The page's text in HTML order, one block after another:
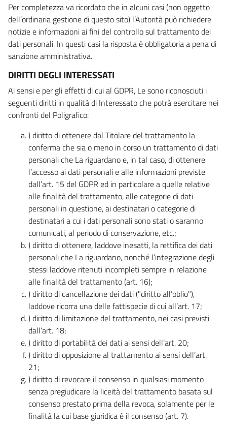
Per completezza va ricordato che in alcuni casi (non oggetto
dell’ordinaria gestione di questo sito) l’Autorità può richiedere
notizie e informazioni ai fini del controllo sul trattamento dei
dati personali. In questi casi la risposta è obbligatoria a pena di
sanzione amministrativa.
DIRITTI DEGLI INTERESSATI
Ai sensi e per gli effetti di cui al GDPR, Le sono riconosciuti i
seguenti diritti in qualità di Interessato che potrà esercitare nei
confronti del Poligrafico:
) diritto di ottenere dal Titolare del trattamento la
conferma che sia o meno in corso un trattamento di dati
personali che La riguardano e, in tal caso, di ottenere
l’accesso ai dati personali e alle informazioni previste
dall’art. 15 del GDPR ed in particolare a quelle relative
alle finalità del trattamento, alle categorie di dati
personali in questione, ai destinatari o categorie di
destinatari a cui i dati personali sono stati o saranno
comunicati, al periodo di conservazione, etc.;
) diritto di ottenere, laddove inesatti, la rettifica dei dati
personali che La riguardano, nonché l’integrazione degli
stessi laddove ritenuti incompleti sempre in relazione
alle finalità del trattamento (art. 16);
) diritto di cancellazione dei dati ("diritto all’oblio"),
laddove ricorra una delle fattispecie di cui all’art. 17;
) diritto di limitazione del trattamento, nei casi previsti
dall’art. 18;
) diritto di portabilità dei dati ai sensi dell’art. 20;
) diritto di opposizione al trattamento ai sensi dell’art.
21;
) diritto di revocare il consenso in qualsiasi momento
senza pregiudicare la liceità del trattamento basata sul
consenso prestato prima della revoca, solamente per le
finalità la cui base giuridica è il consenso (art. 7).